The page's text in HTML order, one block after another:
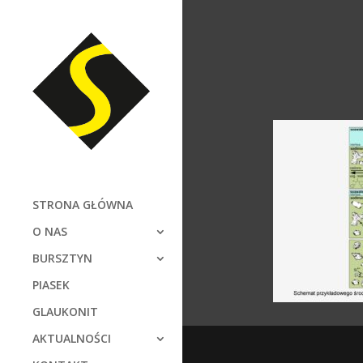
STRONA GŁÓWNA
O NAS
BURSZTYN
PIASEK
GLAUKONIT
AKTUALNOŚCI